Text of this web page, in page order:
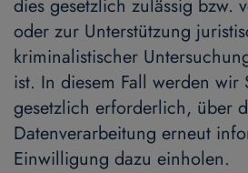
dies gesetzlich zulässig bzw.
oder zur Unterstützung
kriminalistischer
ist. In diesem Fall werden wir
gesetzlich erforderlich, über
Datenverarbeitung erneut
Einwilligung dazu einholen.